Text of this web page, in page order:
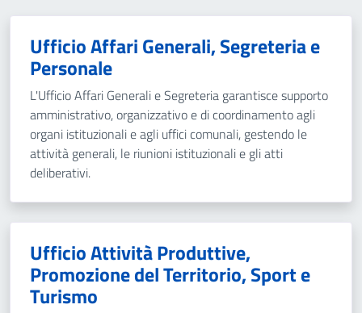
Ufficio Affari Generali, Segreteria e
Personale
L'Ufficio Affari Generali e Segreteria garantisce supporto
amministrativo, organizzativo e di coordinamento agli
organi istituzionali e agli uffici comunali, gestendo le
attività generali, le riunioni istituzionali e gli atti
deliberativi.
Ufficio Attività Produttive,
Promozione del Territorio, Sport e
Turismo